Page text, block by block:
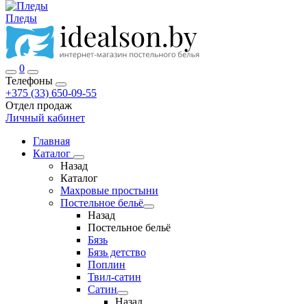
Пледы
0
Телефоны
+375 (33) 650-09-55
Отдел продаж
Личный кабинет
Главная
Каталог
Назад
Каталог
Махровые простыни
Постельное бельё
Назад
Постельное бельё
Бязь
Бязь детство
Поплин
Твил-сатин
Сатин
Назад